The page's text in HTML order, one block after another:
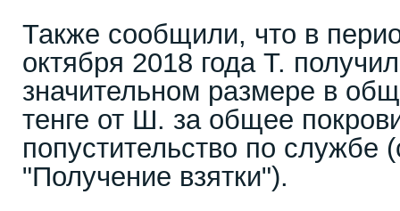
Также сообщили, что в
октября 2018 года Т.
значительном размере в
тенге от Ш. за общее
попустительство по службе
"Получение взятки").